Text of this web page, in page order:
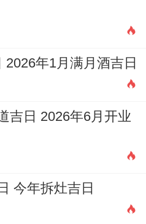
年1月满月酒吉日
吉日 2026年6月开业
今年拆灶吉日